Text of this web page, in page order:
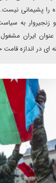
را پشیمانی
زنجیروار به
عنوان ایران
ای در اندازه